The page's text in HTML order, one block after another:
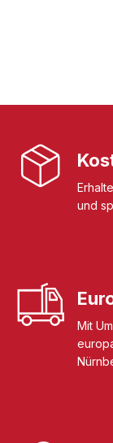
und
Mit